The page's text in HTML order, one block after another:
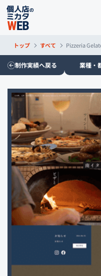
トップ すべて
制作実績へ戻る 業種・